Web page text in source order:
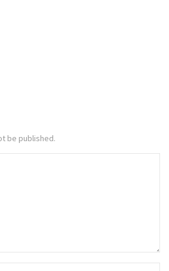
be published.